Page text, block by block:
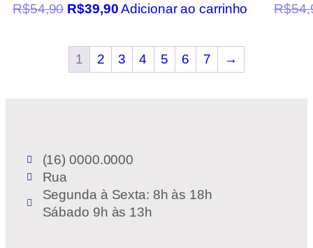
R$54,90 R$39,90 Adicionar ao carrinho R$
1 2 3 4 5 6 7 →
(16) 0000.0000
Rua
Segunda à Sexta: 8h às 18h
Sábado 9h às 13h